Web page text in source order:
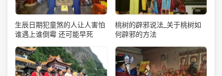
生辰日期犯童煞的人让人害怕
谁遇上谁倒霉 还可能早死
桃树的辟邪说法_关于桃树如
何辟邪的方法